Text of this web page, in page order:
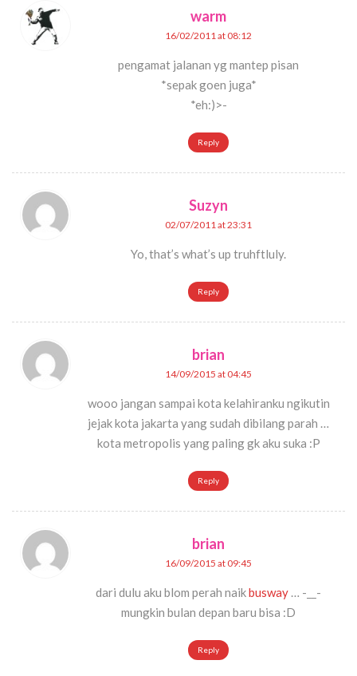
warm
16/02/2011 at 08:12
pengamat jalanan yg mantep pisan
*sepak goen juga*
*eh:)>-
Reply
Suzyn
02/07/2011 at 23:31
Yo, that’s what’s up truhftluly.
Reply
brian
14/09/2015 at 04:45
wooo jangan sampai kota kelahiranku ngikutin
jejak kota jakarta yang sudah dibilang parah …
kota metropolis yang paling gk aku suka :P
Reply
brian
16/09/2015 at 09:45
dari dulu aku blom perah naikbusway … -__-
mungkin bulan depan baru bisa :D
Reply